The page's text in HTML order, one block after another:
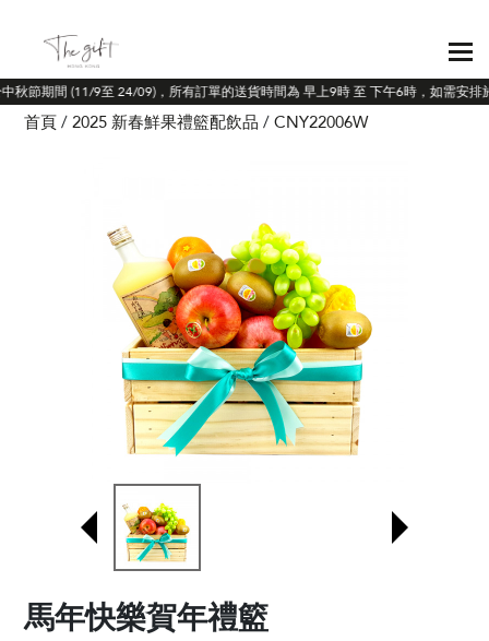
秋節期間 (11/9至 24/09)，所有訂單的送貨時間為 早上9時 至 下午6時，如需安排
首頁 2025 新春鮮果禮籃配飲品 CNY22006W
馬年快樂賀年禮籃